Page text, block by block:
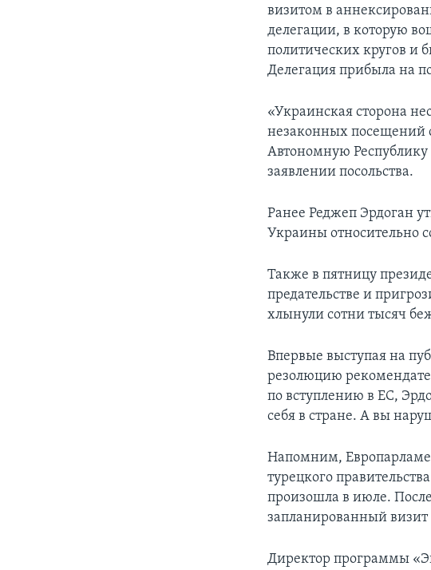
визитом в
делегации, в которую
политических кругов и
Делегация прибыла на
«Украинская сторона
незаконных посещений
Автономную Республику
заявлении посольства.
Ранее Реджеп Эрдоган
Украины относительно
Также в пятницу
предательстве и
хлынули сотни тысяч
Впервые выступая на
резолюцию
по вступлению в ЕС,
себя в стране. А вы
Напомним,
турецкого
произошла в июле.
запланированный
Директор программы